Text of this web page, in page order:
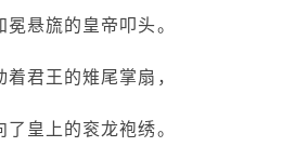
冕悬旒的皇帝叩头。
君王的雉尾掌扇，
皇上的衮龙袍绣。